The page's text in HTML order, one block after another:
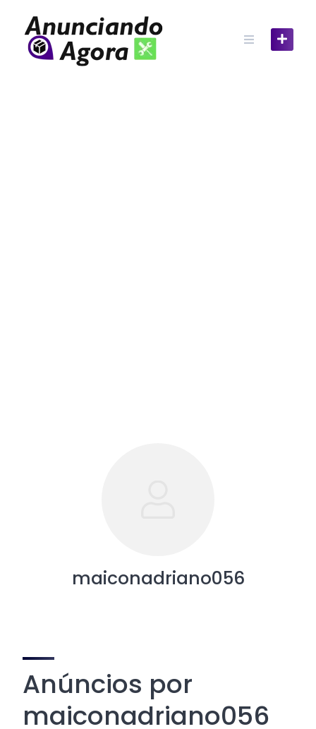
maiconadriano056
Anúncios por
maiconadriano056